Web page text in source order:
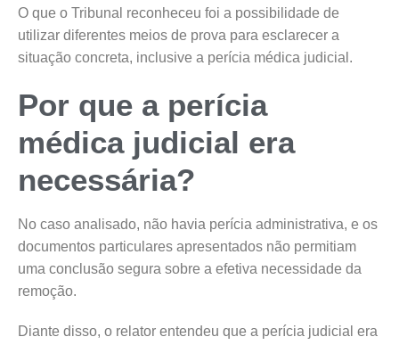
O que o Tribunal reconheceu foi a possibilidade de
utilizar diferentes meios de prova para esclarecer a
situação concreta, inclusive a perícia médica judicial.
Por que a perícia
médica judicial era
necessária?
No caso analisado, não havia perícia administrativa, e os
documentos particulares apresentados não permitiam
uma conclusão segura sobre a efetiva necessidade da
remoção.
Diante disso, o relator entendeu que a perícia judicial era